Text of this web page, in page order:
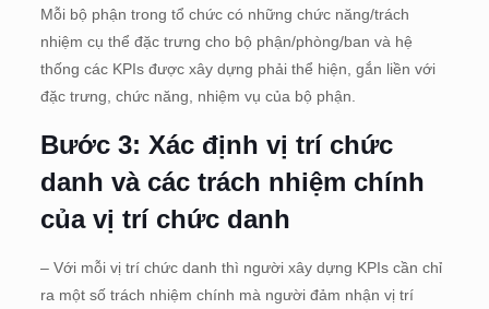
Mỗi bộ phận trong tổ chức có những chức năng/trách
nhiệm cụ thể đặc trưng cho bộ phận/phòng/ban và hệ
thống các KPIs được xây dựng phải thể hiện, gắn liền với
đặc trưng, chức năng, nhiệm vụ của bộ phận.
Bước 3: Xác định vị trí chức
danh và các trách nhiệm chính
của vị trí chức danh
– Với mỗi vị trí chức danh thì người xây dựng KPIs cần chỉ
ra một số trách nhiệm chính mà người đảm nhận vị trí